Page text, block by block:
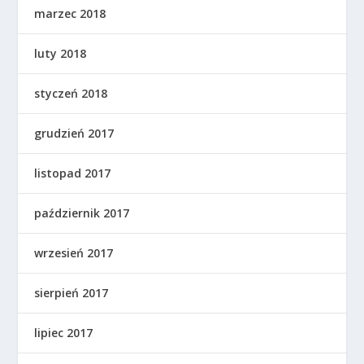
marzec 2018
luty 2018
styczeń 2018
grudzień 2017
listopad 2017
październik 2017
wrzesień 2017
sierpień 2017
lipiec 2017